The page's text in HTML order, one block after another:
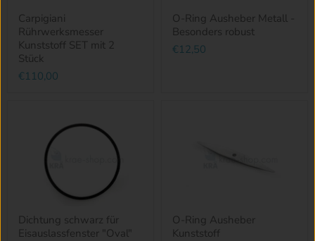
Carpigiani
Rührwerksmesser
Kunststoff SET mit 2
Stück
€110,00
O-Ring Ausheber Metall -
Besonders robust
€12,50
Dichtung schwarz für
Eisauslassfenster "Oval"
O-Ring Ausheber
Kunststoff